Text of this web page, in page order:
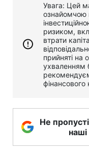
Увага: Цей
ознайомчою
ризиком,
втрати
прийняті на
ухваленням
фінансового
Не